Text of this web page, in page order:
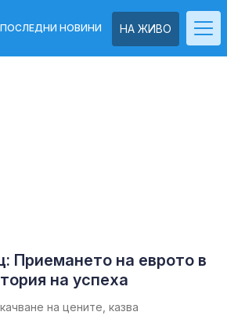
НА ЖИВО
ПОСЛЕДНИ НОВИНИ
Приемането на еврото в
на успеха
на цените, казва